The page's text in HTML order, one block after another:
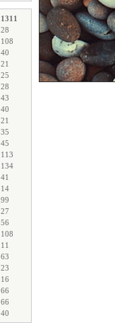
1311
28
108
40
21
25
28
43
40
21
35
45
113
134
41
14
99
27
56
108
11
63
23
16
66
66
40